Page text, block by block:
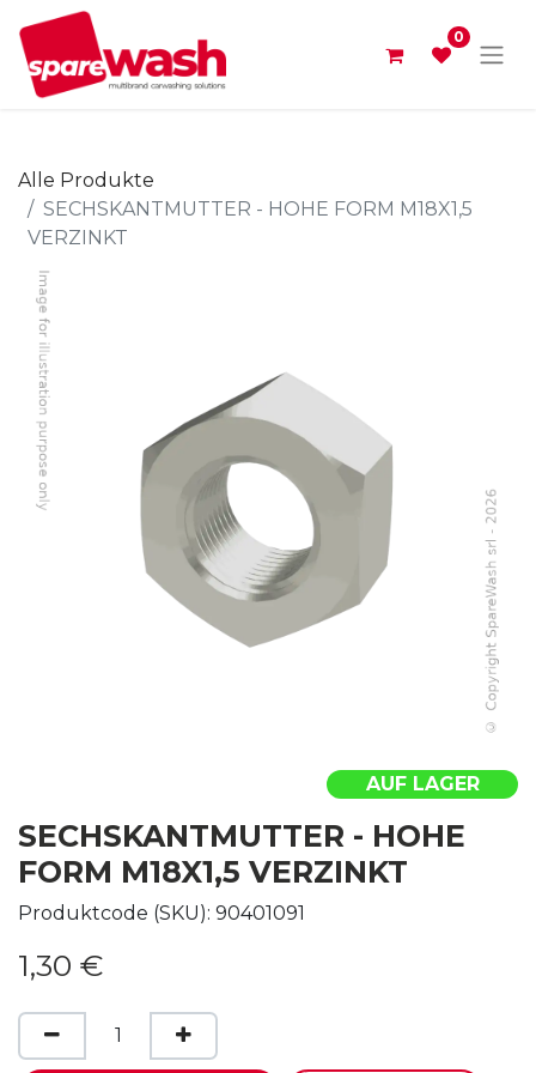
0
Alle Produkte
SECHSKANTMUTTER - HOHE FORM M18X1,5
VERZINKT
AUF LAGER
SECHSKANTMUTTER - HOHE
FORM M18X1,5 VERZINKT
Produktcode (SKU): 90401091
1,30 €